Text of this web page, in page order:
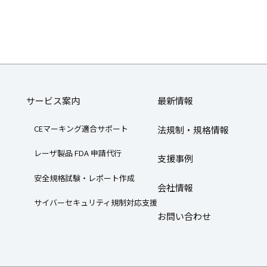
サービス案内
CEマーキング適合サポート
レーザ製品 FDA 申請代行
安全規格試験・レポート作成
サイバーセキュリティ規制対応支援
最新情報
法規制・規格情報
支援事例
会社情報
お問い合わせ